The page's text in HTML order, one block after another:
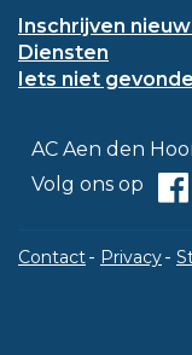
Inschrijven
Diensten
Iets niet
Contact
Adres
AC Aen den
Volg ons op
Contact Privacy